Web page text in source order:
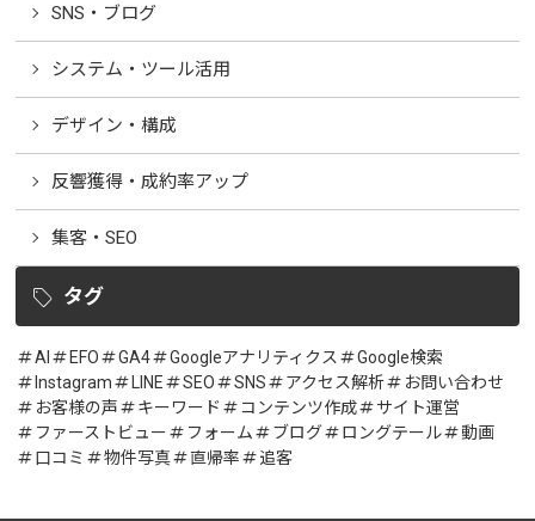
SNS・ブログ
システム・ツール活用
デザイン・構成
反響獲得・成約率アップ
集客・SEO
タグ
AI EFO GA4 Googleアナリティクス
Google検索
Instagram
LINE SEO SNS アクセス解析
お問い合わせ
お客様の声
キーワード コンテンツ作成
サイト運営
ファーストビュー
フォーム ブログ ロングテール
動画
口コミ
物件写真 直帰率 追客